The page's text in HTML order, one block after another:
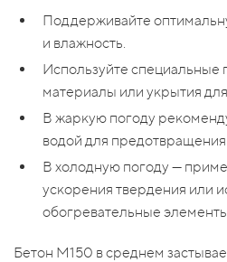
Поддерживайте
и влажность.
Используйте специальные
материалы или укрытия
В жаркую погоду
водой для
В холодную погоду —
ускорения твердения или
обогревательные
Бетон М150 в среднем